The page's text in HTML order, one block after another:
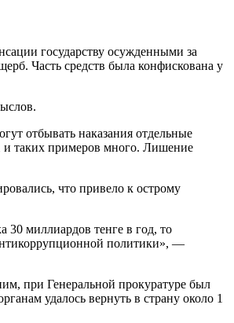
государству осужденными за
Часть средств была конфискована у
отбывать наказания отдельные
и таких примеров много. Лишение
что привело к острому
миллиардов тенге в год, то
политики», —
при Генеральной прокуратуре был
удалось вернуть в страну около 1